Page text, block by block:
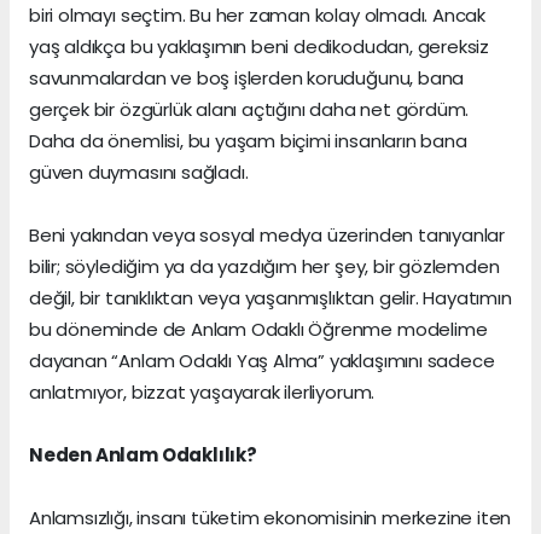
biri olmayı seçtim. Bu her zaman kolay olmadı. Ancak
yaş aldıkça bu yaklaşımın beni dedikodudan, gereksiz
savunmalardan ve boş işlerden koruduğunu, bana
gerçek bir özgürlük alanı açtığını daha net gördüm.
Daha da önemlisi, bu yaşam biçimi insanların bana
güven duymasını sağladı.
Beni yakından veya sosyal medya üzerinden tanıyanlar
bilir; söylediğim ya da yazdığım her şey, bir gözlemden
değil, bir tanıklıktan veya yaşanmışlıktan gelir. Hayatımın
bu döneminde de Anlam Odaklı Öğrenme modelime
dayanan “Anlam Odaklı Yaş Alma” yaklaşımını sadece
anlatmıyor, bizzat yaşayarak ilerliyorum.
Neden Anlam Odaklılık?
Anlamsızlığı, insanı tüketim ekonomisinin merkezine iten